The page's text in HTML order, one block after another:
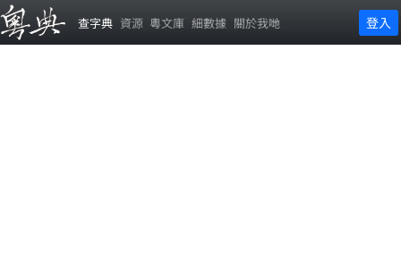
查字典 資源 粵文庫 細數據 關於我哋 登入